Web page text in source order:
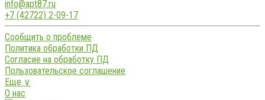
info@apt87.ru
+7 (42722) 2-09-17
Сообщить о проблеме
Политика обработки ПД
Согласие на обработку ПД
Пользовательское соглашение
Еще ∨
О нас